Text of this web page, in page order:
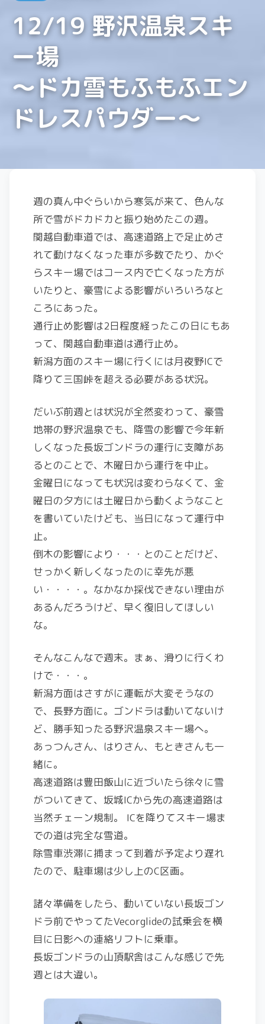
12/19 野沢温泉スキ
ー場
〜ドカ雪もふもふエン
ドレスパウダー〜
週の真ん中ぐらいから寒気が来て、色んな
所で雪がドカドカと振り始めたこの週。
関越自動車道では、高速道路上で足止めさ
れて動けなくなった車が多数でたり、かぐ
らスキー場ではコース内で亡くなった方が
いたりと、豪雪による影響がいろいろなと
ころにあった。
通行止め影響は2日程度経ったこの日にもあ
って、関越自動車道は通行止め。
新潟方面のスキー場に行くには月夜野ICで
降りて三国峠を超える必要がある状況。
だいぶ前週とは状況が全然変わって、豪雪
地帯の野沢温泉でも、降雪の影響で今年新
しくなった長坂ゴンドラの運行に支障があ
るとのことで、木曜日から運行を中止。
金曜日になっても状況は変わらなくて、金
曜日の夕方には土曜日から動くようなこと
を書いていたけども、当日になって運行中
止。
倒木の影響により・・・とのことだけど、
せっかく新しくなったのに幸先が悪
い・・・・。なかなか採伐できない理由が
あるんだろうけど、早く復旧してほしい
な。
そんなこんなで週末。まぁ、滑りに行くわ
けで・・・。
新潟方面はさすがに運転が大変そうなの
で、長野方面に。ゴンドラは動いてないけ
ど、勝手知ったる野沢温泉スキー場へ。
あっつんさん、はりさん、もときさんも一
緒に。
高速道路は豊田飯山に近づいたら徐々に雪
がついてきて、坂城ICから先の高速道路は
当然チェーン規制。 ICを降りてスキー場ま
での道は完全な雪道。
除雪車渋滞に捕まって到着が予定より遅れ
たので、駐車場は少し上のC区画。
諸々準備をしたら、動いていない長坂ゴン
ドラ前でやってたVecorglideの試乗会を横
目に日影への連絡リフトに乗車。
長坂ゴンドラの山頂駅舎はこんな感じで先
週とは大違い。